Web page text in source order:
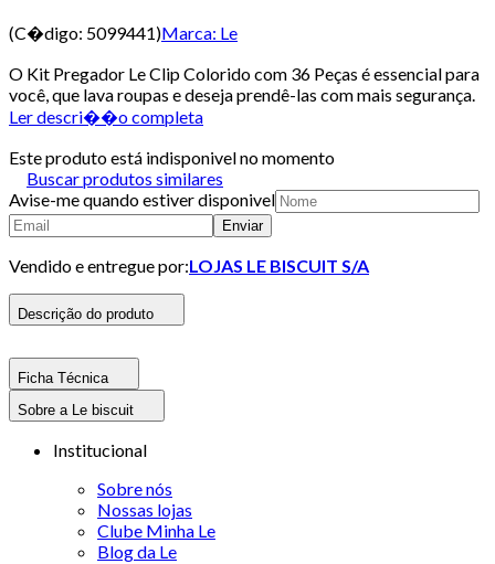
(C�digo: 5099441)Marca: Le
O Kit Pregador Le Clip Colorido com 36 Peças é essencial para
você, que lava roupas e deseja prendê-las com mais segurança.
Ler descri��o completa
Este produto está indisponivel no momento
Buscar produtos similares
Avise-me quando estiver disponivel
Enviar
Vendido e entregue por:LOJAS LE BISCUIT S/A
Descrição do produto
Ficha Técnica
Sobre a Le biscuit
Institucional
Sobre nós
Nossas lojas
Clube Minha Le
Blog da Le